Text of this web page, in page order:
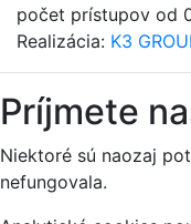
počet prístupov od
Realizácia: K3
Príjmete
Niektoré sú naozaj
nefungovala.